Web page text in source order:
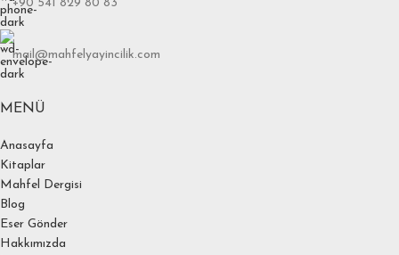
+90 541 829 80 83
mail@mahfelyayincilik.com
MENÜ
Anasayfa
Kitaplar
Mahfel Dergisi
Blog
Eser Gönder
Hakkımızda